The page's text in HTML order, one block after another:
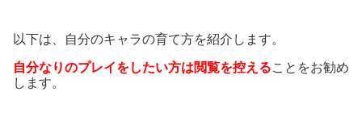
以下は、自分のキャラの育て方を紹介します。
自分なりのプレイをしたい方は閲覧を控えることをお勧め
します。